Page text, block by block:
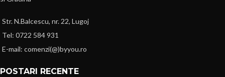
Str. N.Balcescu, nr. 22, Lugoj
Tel: 0722 584 931
E-mail: comenzi(@)byyou.ro
POSTARI RECENTE